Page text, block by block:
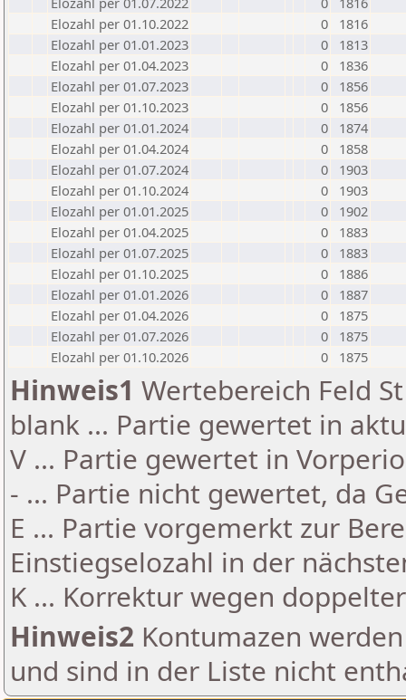
Elozahl per 01.10.2022
0
1816
Elozahl per 01.01.2023
0
1813
Elozahl per 01.04.2023
0
1836
Elozahl per 01.07.2023
0
1856
Elozahl per 01.10.2023
0
1856
Elozahl per 01.01.2024
0
1874
Elozahl per 01.04.2024
0
1858
Elozahl per 01.07.2024
0
1903
Elozahl per 01.10.2024
0
1903
Elozahl per 01.01.2025
0
1902
Elozahl per 01.04.2025
0
1883
Elozahl per 01.07.2025
0
1883
Elozahl per 01.10.2025
0
1886
Elozahl per 01.01.2026
0
1887
Elozahl per 01.04.2026
0
1875
Elozahl per 01.07.2026
0
1875
Elozahl per 01.10.2026
0 1875
Hinweis1 Wertebereich Feld
blank ... Partie gewertet in
V ... Partie gewertet in
- ... Partie nicht gewertet, da
E ... Partie vorgemerkt zur
Einstiegselozahl in der
K ... Korrektur wegen
Hinweis2 Kontumazen
und sind in der Liste nicht